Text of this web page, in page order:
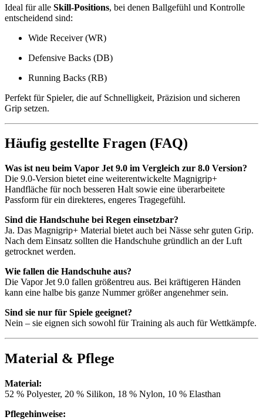
Ideal für alle Skill-Positions, bei denen Ballgefühl und Kontrolle
entscheidend sind:
Wide Receiver (WR)
Defensive Backs (DB)
Running Backs (RB)
Perfekt für Spieler, die auf Schnelligkeit, Präzision und sicheren
Grip setzen.
Häufig gestellte Fragen (FAQ)
Was ist neu beim Vapor Jet 9.0 im Vergleich zur 8.0 Version?
Die 9.0-Version bietet eine weiterentwickelte Magnigrip+
Handfläche für noch besseren Halt sowie eine überarbeitete
Passform für ein direkteres, engeres Tragegefühl.
Sind die Handschuhe bei Regen einsetzbar?
Ja. Das Magnigrip+ Material bietet auch bei Nässe sehr guten Grip.
Nach dem Einsatz sollten die Handschuhe gründlich an der Luft
getrocknet werden.
Wie fallen die Handschuhe aus?
Die Vapor Jet 9.0 fallen größentreu aus. Bei kräftigeren Händen
kann eine halbe bis ganze Nummer größer angenehmer sein.
Sind sie nur für Spiele geeignet?
Nein – sie eignen sich sowohl für Training als auch für Wettkämpfe.
Material & Pflege
Material:
52 % Polyester, 20 % Silikon, 18 % Nylon, 10 % Elasthan
Pflegehinweise: